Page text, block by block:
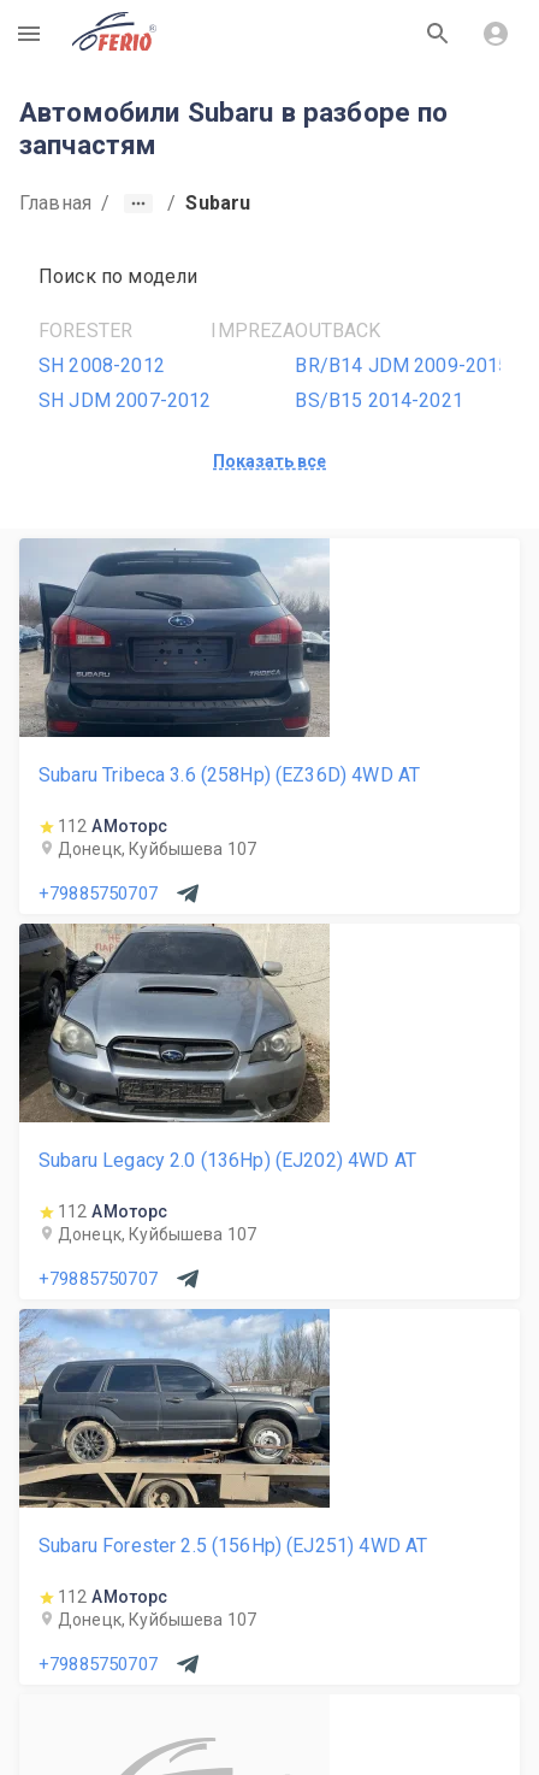
R
Автомобили Subaru в разборе по
запчастям
Главная / / Subaru
Поиск по модели
FORESTER
SH 2008-2012
SH JDM 2007-2012
IMPREZAOUTBACK
BR/B14 JDM 2009-2015
BS/B15 2014-2021
Показать все
Subaru Tribeca 3.6 (258Hp) (EZ36D) 4WD AT
112 АМоторс
Донецк, Куйбышева 107
+79885750707
Subaru Legacy 2.0 (136Hp) (EJ202) 4WD AT
112 АМоторс
Донецк, Куйбышева 107
+79885750707
Subaru Forester 2.5 (156Hp) (EJ251) 4WD AT
112 АМоторс
Донецк, Куйбышева 107
+79885750707